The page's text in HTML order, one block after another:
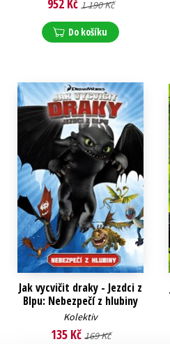
952 Kč 1 190 Kč
Do košíku
Jak vycvičit draky - Jezdci z
Blpu: Nebezpečí z hlubiny
Kolektiv
135 Kč 169 Kč